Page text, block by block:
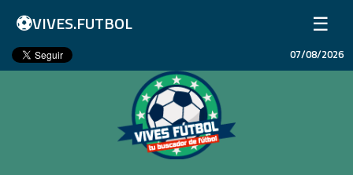
⚽VIVES.FUTBOL ☰
Inicio
07/08/2026